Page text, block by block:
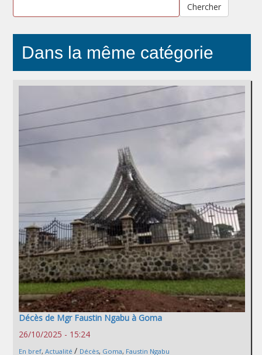
Chercher
Dans la même catégorie
Décès de Mgr Faustin Ngabu à Goma
26/10/2025 - 15:24
En bref, Actualité / Décès, Goma, Faustin Ngabu